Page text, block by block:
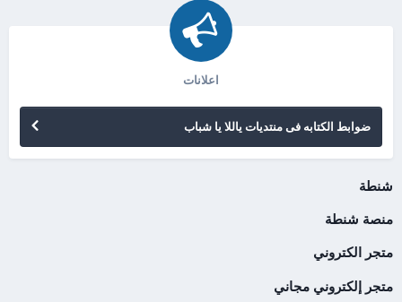
اعلانات
ضوابط الكتابه فى منتديات ياللا يا شباب
شنطة
منصة شنطة
متجر الكتروني
متجر إلكتروني مجاني